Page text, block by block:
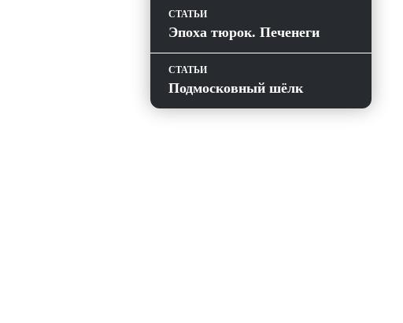
СТАТЬИ
Эпоха тюрок. Печенеги
СТАТЬИ
Подмосковный шёлк